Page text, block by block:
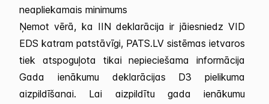
neapliekamais minimums
Ņemot vērā, ka IIN deklarācija ir jāiesniedz VID
EDS katram patstāvīgi, PATS.LV sistēmas ietvaros
tiek atspoguļota tikai nepieciešama informācija
Gada ienākumu deklarācijas D3 pielikuma
aizpildīšanai. Lai aizpildītu gada ienākumu